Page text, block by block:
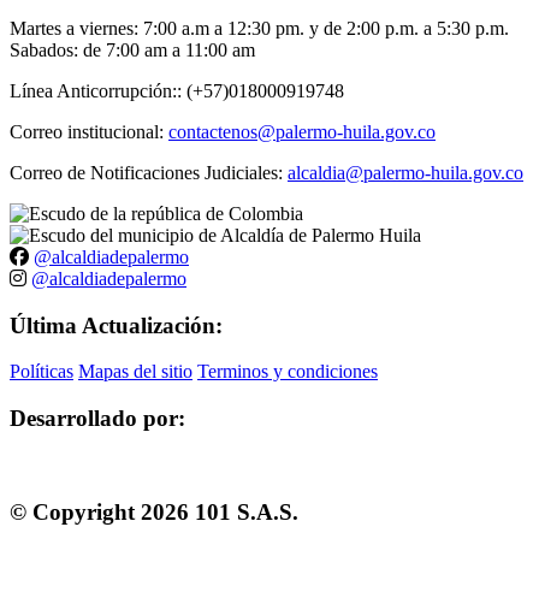
Martes a viernes: 7:00 a.m a 12:30 pm. y de 2:00 p.m. a 5:30 p.m.
Sabados: de 7:00 am a 11:00 am
Línea Anticorrupción:: (+57)018000919748
Correo institucional: contactenos@palermo-huila.gov.co
Correo de Notificaciones Judiciales: alcaldia@palermo-huila.gov.co
@alcaldiadepalermo
@alcaldiadepalermo
Última Actualización:
Políticas Mapas del sitio Terminos y condiciones
Desarrollado por:
© Copyright 2026 101 S.A.S.